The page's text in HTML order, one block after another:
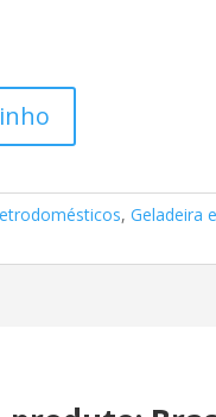
,Geladeira